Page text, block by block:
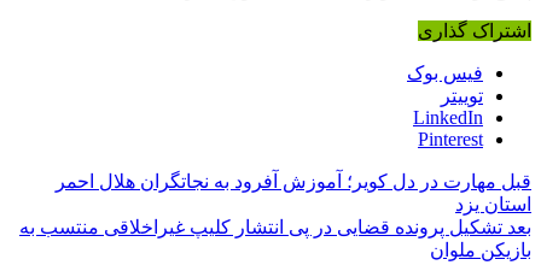
اشتراک گذاری
فیس بوک
توییتر
LinkedIn
Pinterest
قبل مهارت در دل کویر؛ آموزش آفرود به نجاتگران هلال احمر
استان یزد
بعد تشکیل پرونده قضایی در پی انتشار کلیپ غیراخلاقی منتسب به
بازیکن ملوان